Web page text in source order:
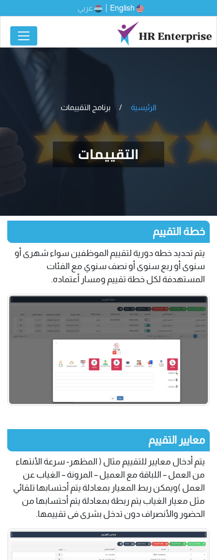
English عربي
الرئيسية برنامج التقييمات
التقييمات
خطة التقييم
يتم تحديد خطه دورية لتقييم الموظفين سواء شهرى أو
سنوى أو ربع سنوى أو نصف سنوي مع الفئات
المستهدفة لكل خطة تقييم ومسار أعتماده.
معايير التقييم
يتم أدخال معايير للتقييم مثال ( المظهر- سرعة الأنتهاء
من العمل – اللباقة مع العميل – المرونة – الغياب عن
العمل )ويمكن ربط المعيار بمعادلة يتم أحتسابها تلقائي
مثل معيار الغياب يتم ربطة بمعادلة يتم أحتسابها من
الحضور والأنصراف دون تدخل بشرى فى تقييمها.